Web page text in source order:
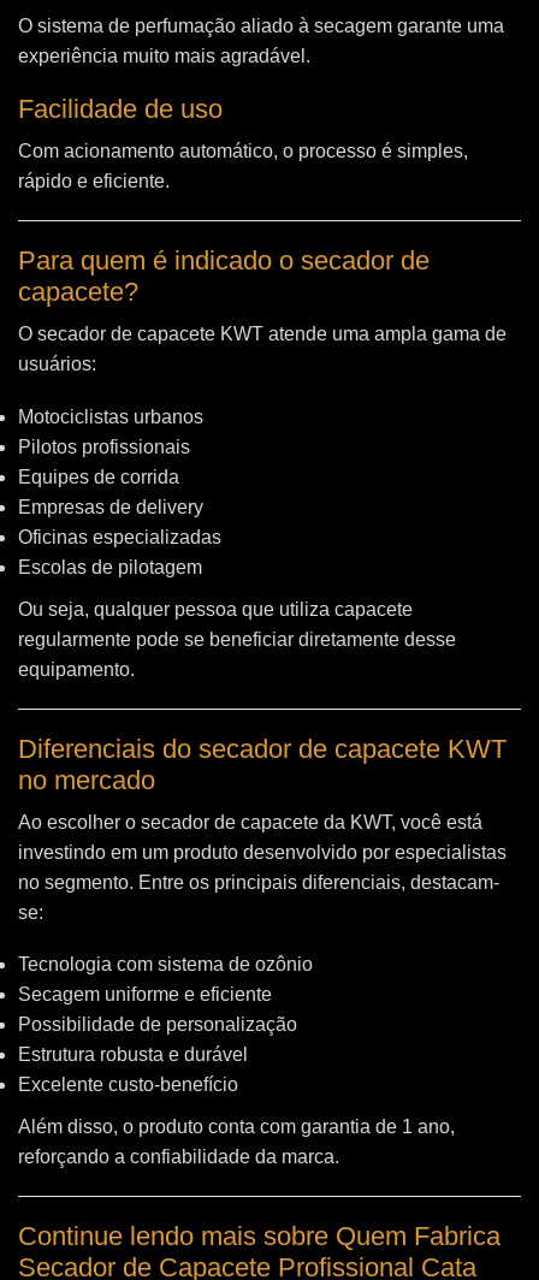
O sistema de perfumação aliado à secagem garante uma
experiência muito mais agradável.
Facilidade de uso
Com acionamento automático, o processo é simples,
rápido e eficiente.
Para quem é indicado o secador de
capacete?
O secador de capacete KWT atende uma ampla gama de
usuários:
Motociclistas urbanos
Pilotos profissionais
Equipes de corrida
Empresas de delivery
Oficinas especializadas
Escolas de pilotagem
Ou seja, qualquer pessoa que utiliza capacete
regularmente pode se beneficiar diretamente desse
equipamento.
Diferenciais do secador de capacete KWT
no mercado
Ao escolher o secador de capacete da KWT, você está
investindo em um produto desenvolvido por especialistas
no segmento. Entre os principais diferenciais, destacam-
se:
Tecnologia com sistema de ozônio
Secagem uniforme e eficiente
Possibilidade de personalização
Estrutura robusta e durável
Excelente custo-benefício
Além disso, o produto conta com garantia de 1 ano,
reforçando a confiabilidade da marca.
Continue lendo mais sobre Quem Fabrica
Secador de Capacete Profissional Cata